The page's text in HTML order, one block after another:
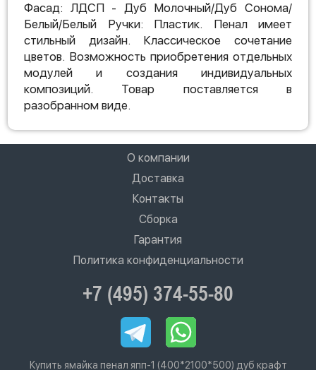
Фасад: ЛДСП - Дуб Молочный/Дуб Сонома/
Белый/Белый Ручки: Пластик. Пенал имеет
стильный дизайн. Классическое сочетание
цветов. Возможность приобретения отдельных
модулей и создания индивидуальных
композиций. Товар поставляется в
разобранном виде.
О компании
Доставка
Контакты
Сборка
Гарантия
Политика конфиденциальности
+7 (495) 374-55-80
Купить ямайка пенал япп-1 (400*2100*500) дуб крафт